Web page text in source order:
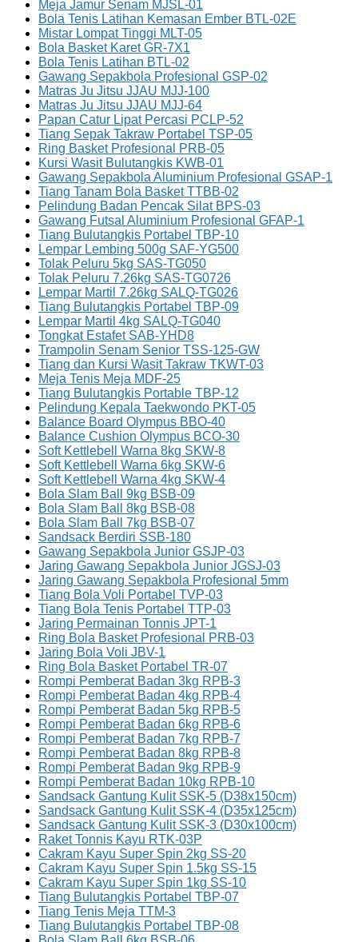
Meja Jamur Senam MJSL-01
Bola Tenis Latihan Kemasan Ember BTL-02E
Mistar Lompat Tinggi MLT-05
Bola Basket Karet GR-7X1
Bola Tenis Latihan BTL-02
Gawang Sepakbola Profesional GSP-02
Matras Ju Jitsu JJAU MJJ-100
Matras Ju Jitsu JJAU MJJ-64
Papan Catur Lipat Percasi PCLP-52
Tiang Sepak Takraw Portabel TSP-05
Ring Basket Profesional PRB-05
Kursi Wasit Bulutangkis KWB-01
Gawang Sepakbola Aluminium Profesional GSAP-1
Tiang Tanam Bola Basket TTBB-02
Pelindung Badan Pencak Silat BPS-03
Gawang Futsal Aluminium Profesional GFAP-1
Tiang Bulutangkis Portabel TBP-10
Lempar Lembing 500g SAF-YG500
Tolak Peluru 5kg SAS-TG050
Tolak Peluru 7.26kg SAS-TG0726
Lempar Martil 7.26kg SALQ-TG026
Tiang Bulutangkis Portabel TBP-09
Lempar Martil 4kg SALQ-TG040
Tongkat Estafet SAB-YHD8
Trampolin Senam Senior TSS-125-GW
Tiang dan Kursi Wasit Takraw TKWT-03
Meja Tenis Meja MDF-25
Tiang Bulutangkis Portable TBP-12
Pelindung Kepala Taekwondo PKT-05
Balance Board Olympus BBO-40
Balance Cushion Olympus BCO-30
Soft Kettlebell Warna 8kg SKW-8
Soft Kettlebell Warna 6kg SKW-6
Soft Kettlebell Warna 4kg SKW-4
Bola Slam Ball 9kg BSB-09
Bola Slam Ball 8kg BSB-08
Bola Slam Ball 7kg BSB-07
Sandsack Berdiri SSB-180
Gawang Sepakbola Junior GSJP-03
Jaring Gawang Sepakbola Junior JGSJ-03
Jaring Gawang Sepakbola Profesional 5mm
Tiang Bola Voli Portabel TVP-03
Tiang Bola Tenis Portabel TTP-03
Jaring Permainan Tonnis JPT-1
Ring Bola Basket Profesional PRB-03
Jaring Bola Voli JBV-1
Ring Bola Basket Portabel TR-07
Rompi Pemberat Badan 3kg RPB-3
Rompi Pemberat Badan 4kg RPB-4
Rompi Pemberat Badan 5kg RPB-5
Rompi Pemberat Badan 6kg RPB-6
Rompi Pemberat Badan 7kg RPB-7
Rompi Pemberat Badan 8kg RPB-8
Rompi Pemberat Badan 9kg RPB-9
Rompi Pemberat Badan 10kg RPB-10
Sandsack Gantung Kulit SSK-5 (D38x150cm)
Sandsack Gantung Kulit SSK-4 (D35x125cm)
Sandsack Gantung Kulit SSK-3 (D30x100cm)
Raket Tonnis Kayu RTK-03P
Cakram Kayu Super Spin 2kg SS-20
Cakram Kayu Super Spin 1.5kg SS-15
Cakram Kayu Super Spin 1kg SS-10
Tiang Bulutangkis Portabel TBP-07
Tiang Tenis Meja TTM-3
Tiang Bulutangkis Portabel TBP-08